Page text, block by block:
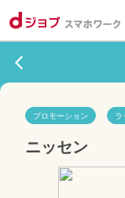
プロモーション ラ
ニッセン